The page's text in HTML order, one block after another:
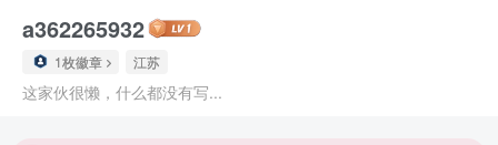
a362265932
1枚徽章 江苏
这家伙很懒，什么都没有写...
Telegram频道，欢迎加入!